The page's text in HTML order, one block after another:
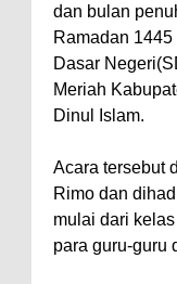
dan bulan
Ramadan
Dasar
Meriah
Dinul Islam.
Acara tersebut
Rimo dan
mulai dari
para guru-guru